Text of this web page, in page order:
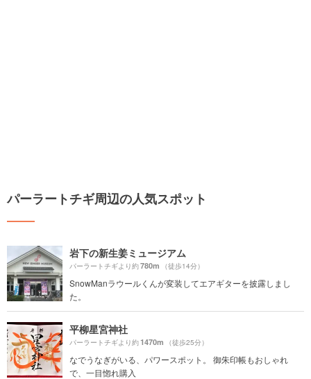
パーラートチギ周辺の人気スポット
岩下の新生姜ミュージアム
パーラートチギより約780m （徒歩14分）
SnowManラウールくんが変装してエアギターを披露しまし
た。
平柳星宮神社
パーラートチギより約1470m （徒歩25分）
なでうなぎがいる、パワースポット。 御朱印帳もおしゃれ
で、一目惚れ購入